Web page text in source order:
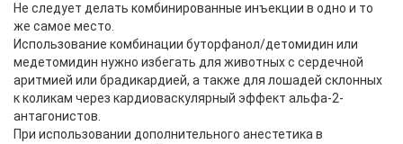
Не следует делать комбинированные инъекции в одно и то
же самое место.
Использование комбинации буторфанол/детомидин или
медетомидин нужно избегать для животных с сердечной
аритмией или брадикардией, а также для лошадей склонных
к коликам через кардиоваскулярный эффект альфа-2-
антагонистов.
При использовании дополнительного анестетика в